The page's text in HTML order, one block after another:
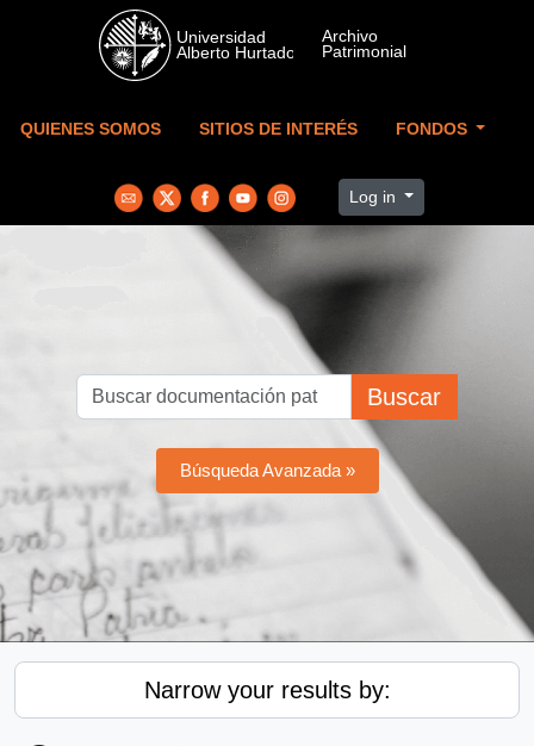
Skip to main content
QUIENES SOMOS SITIOS DE INTERÉS FONDOS
Log in
Buscar
Búsqueda Avanzada »
Narrow your results by: